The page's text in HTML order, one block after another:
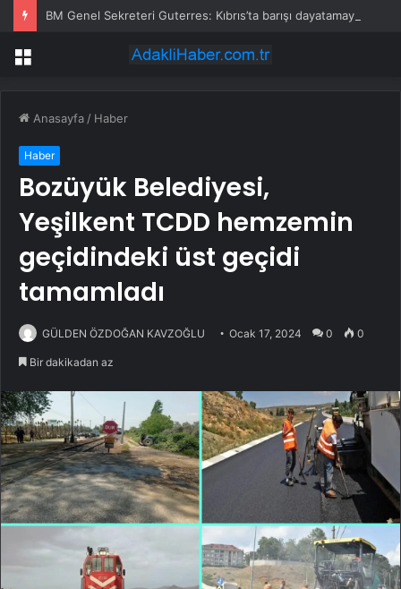
Menü
Anasayfa / Haber
Haber
Bozüyük Belediyesi,
Yeşilkent TCDD hemzemin
geçidindeki üst geçidi
tamamladı
GÜLDEN ÖZDOĞAN KAVZOĞLU Ocak 17, 2024 0 0
Bir dakikadan az